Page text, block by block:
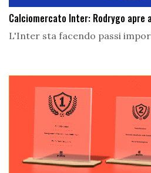
Calciomercato Inter: Rodrygo
L'Inter sta facendo passi